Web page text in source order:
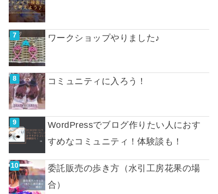
ワークショップやりました♪
コミュニティに入ろう！
WordPressでブログ作りたい人におす
すめなコミュニティ！体験談も！
委託販売の歩き方（水引工房花果の場
合）